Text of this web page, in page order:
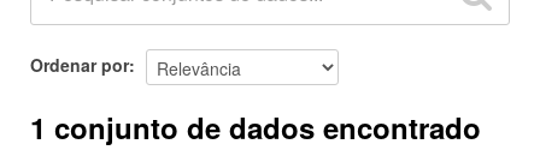
Sobre
Ordenar por
1 conjunto de dados encontrado